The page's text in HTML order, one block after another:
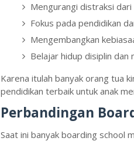
Mengurangi distraksi
Fokus pada pendidikan
Mengembangkan
Belajar hidup disiplin dan
Karena itulah banyak orang tua
pendidikan terbaik untuk anak
Perbandingan
Saat ini banyak boarding school